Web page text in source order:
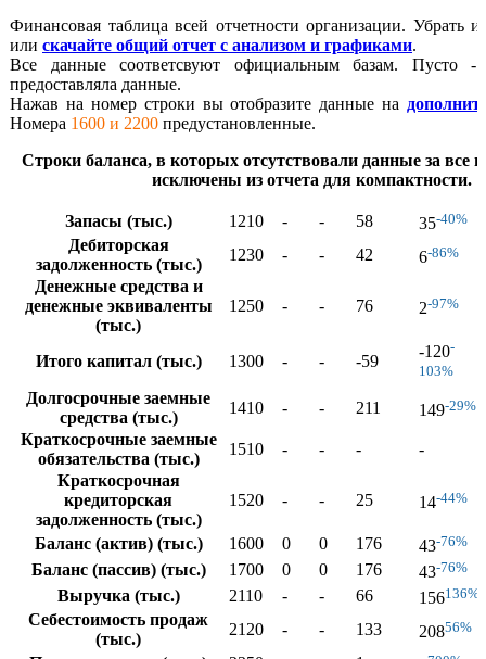
Финансовая таблица всей отчетности организации. Убрать
или скачайте общий отчет с анализом и графиками.
Все данные соответсвуют официальным базам. Пусто -
предоставляла данные.
Нажав на номер строки вы отобразите данные на
Номера 1600 и 2200 предустановленные.
Строки баланса, в которых отсутствовали данные за все
исключены из отчета для компактности.
Запасы (тыс.) 1210 - - 58 35-40%
Дебиторская
задолженность (тыс.)
1230 - - 42 6-86%
Денежные средства и
денежные эквиваленты
(тыс.)
1250 - - 76 2-97%
Итого капитал (тыс.) 1300 - - -59
-120-
103%
Долгосрочные заемные
средства (тыс.)
1410 - - 211 149-29%
Краткосрочные заемные
обязательства (тыс.)
1510 - - - -
Краткосрочная
кредиторская
задолженность (тыс.)
1520 - - 25 14-44%
Баланс (актив) (тыс.) 1600 0 0 176 43-76%
Баланс (пассив) (тыс.)
1700 0 0 176 43-76%
Выручка (тыс.)
2110 - - 66 156136%
Себестоимость продаж
(тыс.)
2120 - - 133 20856%